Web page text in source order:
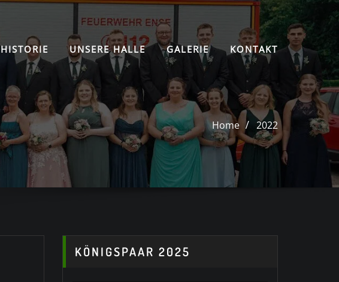
HISTORIE UNSERE HALLE GALERIE KONTAKT
Home 2022
KÖNIGSPAAR 2025